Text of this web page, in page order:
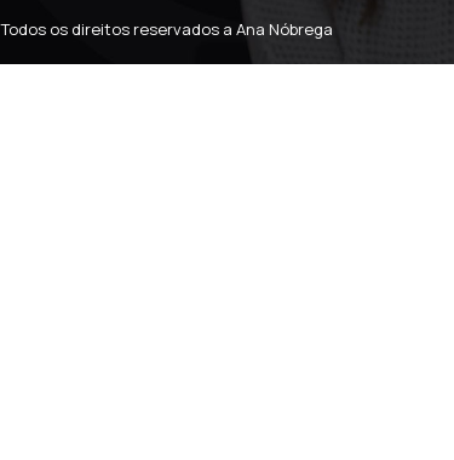
Todos os direitos reservados a Ana Nóbrega